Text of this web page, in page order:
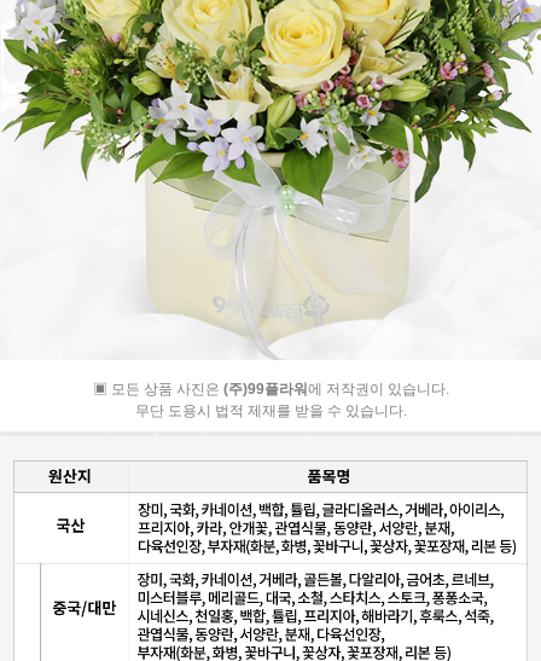
▣ 모든 상품 사진은 (주)99플라워에 저작권이 있습니다.
무단 도용시 법적 제재를 받을 수 있습니다.